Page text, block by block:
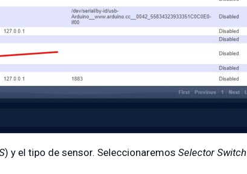
) y el tipo de sensor. Seleccionaremos Selector Switch